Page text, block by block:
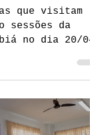
de leitura
teatral
Cênica
que visitam
sessões da